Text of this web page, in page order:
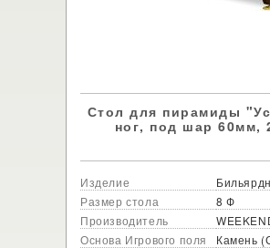
Стол для пирамиды
ног, под шар 60мм,
Изделие
Размер стола
8 Ф
Производитель
Основа Игрового поля
Камень